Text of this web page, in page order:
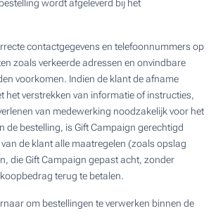
wordt afgeleverd bij het
contactgegevens en telefoonnummers op
zoals verkeerde adressen en onvindbare
voorkomen. Indien de klant de afname
het verstrekken van informatie of instructies,
van medewerking noodzakelijk voor het
de bestelling, is Gift Campaign gerechtigd
de klant alle maatregelen (zoals opslag
die Gift Campaign gepast acht, zonder
terug te betalen.
om bestellingen te verwerken binnen de